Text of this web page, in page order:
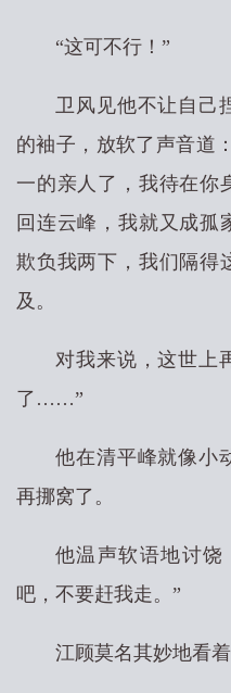
“这可不行！”
卫风见他不让自己
的袖子，放软了声音道
一的亲人了，我待在你
回连云峰，我就又成孤
欺负我两下，我们隔得
及。
对我来说，这世上
了……”
他在清平峰就像小
再挪窝了。
他温声软语地讨饶
吧，不要赶我走。”
江顾莫名其妙地看